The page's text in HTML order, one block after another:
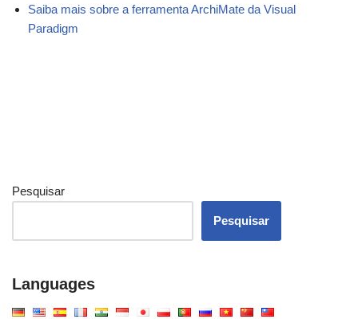
Saiba mais sobre a ferramenta ArchiMate da Visual
Paradigm
Pesquisar
Pesquisar
Languages